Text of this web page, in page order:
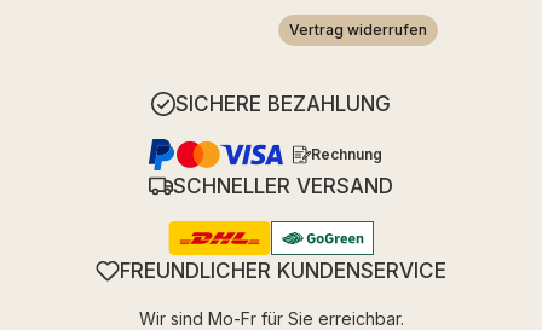
Vertrag widerrufen
SICHERE BEZAHLUNG
Rechnung
SCHNELLER VERSAND
FREUNDLICHER KUNDENSERVICE
Wir sind Mo-Fr für Sie erreichbar.